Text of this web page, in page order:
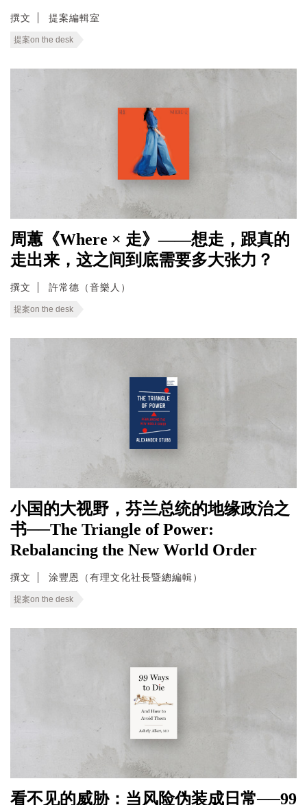
撰文 提案編輯室
提案on the desk
周蕙《Where × 走》——想走，跟真的
走出来，这之间到底需要多大张力？
撰文 許常德（音樂人）
提案on the desk
小国的大视野，芬兰总统的地缘政治之
书──The Triangle of Power:
Rebalancing the New World Order
撰文 涂豐恩（有理文化社長暨總編輯）
提案on the desk
看不见的威胁：当风险伪装成日常──99